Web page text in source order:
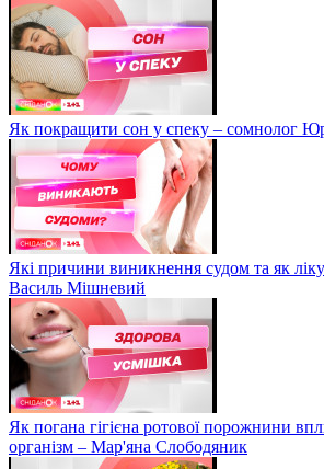
Як покращити сон у спеку – сомнолог
Які причини виникнення судом та як
Василь Мішневий
Як погана гігієна ротової порожнини
організм – Мар'яна Слободяник